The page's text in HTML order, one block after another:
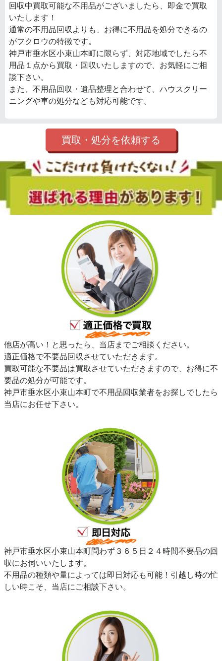
回収中買取可能な不用品がございましたら、即金で買取
いたします！
通常の不用品回収よりも、お得に不用品を処分できるの
がフクロウの特徴です。
神戸市垂水区小束山本町に限らず、対応地域でしたら不
用品１点から買取・回収いたしますので、お気軽にご相
談下さい。
また、不用品回収・遺品整理と合わせて、ハウスクリー
ニングや車の処分なども対応可能です。
買取・処分を依頼する
他店が高い！と思ったら、当店までご相談ください。
適正価格で不要品回収させていただきます。
買取可能な不要品は買取させていただきますので、お得に不
要品の処分が可能です。
神戸市垂水区小束山本町で不用品回収業者をお探しでしたら
当店にお任せ下さい。
神戸市垂水区小束山本町問わず３６５日２４時間不要品の回
収にお伺いいたします。
不用品の種類や量によっては即日対応も可能！引越し時の忙
しい時こそ、当店にご相談下さい。